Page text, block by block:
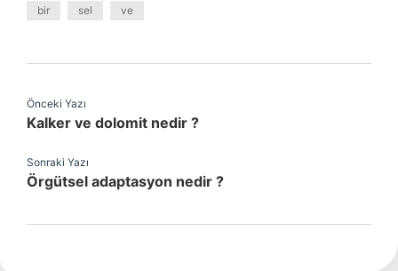
bir sel ve
Önceki Yazı
Kalker ve dolomit nedir ?
Sonraki Yazı
Örgütsel adaptasyon nedir ?